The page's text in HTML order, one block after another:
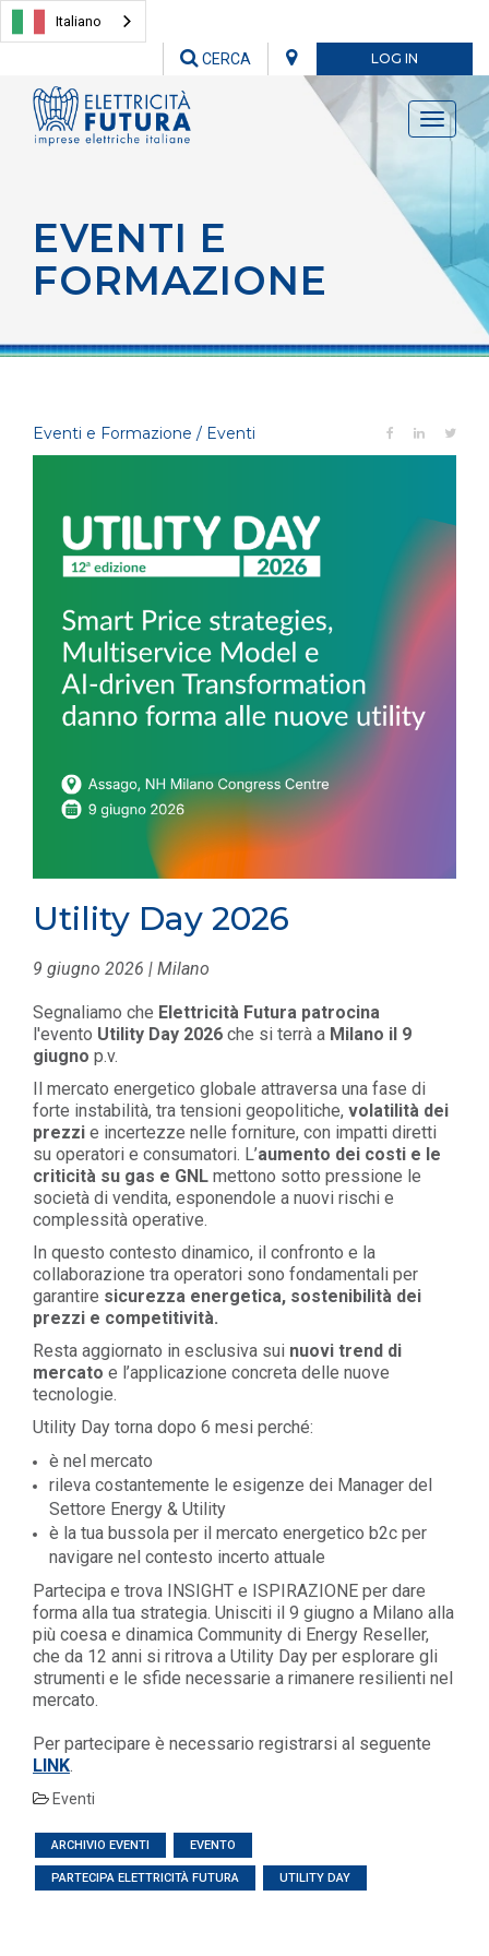
Italiano
LOG IN
CERCA
Toggle
EVENTI E
FORMAZIONE
Eventi e Formazione / Eventi
Utility Day 2026
9 giugno 2026 | Milano
Segnaliamo che Elettricità Futura patrocina
l'evento Utility Day 2026 che si terrà a Milano il 9
giugno p.v.
Il mercato energetico globale attraversa una fase di
forte instabilità, tra tensioni geopolitiche, volatilità dei
prezzi e incertezze nelle forniture, con impatti diretti
su operatori e consumatori. L’aumento dei costi e le
criticità su gas e GNL mettono sotto pressione le
società di vendita, esponendole a nuovi rischi e
complessità operative.
In questo contesto dinamico, il confronto e la
collaborazione tra operatori sono fondamentali per
garantire sicurezza energetica, sostenibilità dei
prezzi e competitività.
Resta aggiornato in esclusiva sui nuovi trend di
mercato e l’applicazione concreta delle nuove
tecnologie.
Utility Day torna dopo 6 mesi perché:
è nel mercato
rileva costantemente le esigenze dei Manager del
Settore Energy & Utility
è la tua bussola per il mercato energetico b2c per
navigare nel contesto incerto attuale
Partecipa e trova INSIGHT e ISPIRAZIONE per dare
forma alla tua strategia. Unisciti il 9 giugno a Milano alla
più coesa e dinamica Community di Energy Reseller,
che da 12 anni si ritrova a Utility Day per esplorare gli
strumenti e le sfide necessarie a rimanere resilienti nel
mercato.
Per partecipare è necessario registrarsi al seguente
LINK.
Eventi
ARCHIVIO EVENTI EVENTO
PARTECIPA ELETTRICITÀ FUTURA UTILITY DAY